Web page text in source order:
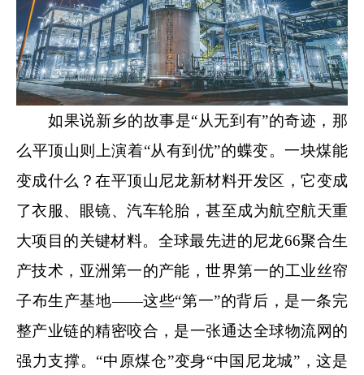
如果说新乡的故事是“从无到有”的奇迹，那
么平顶山则上演着“从有到优”的蝶变。一块煤能
变成什么？在平顶山尼龙新材料开发区，它变成
了衣服、眼镜、汽车轮胎，甚至成为航空航天重
大项目的关键材料。全球最先进的尼龙66聚合生
产技术，亚洲第一的产能，世界第一的工业丝帘
子布生产基地——这些“第一”的背后，是一条完
整产业链的精密咬合，是一张通达全球物流网的
强力支撑。“中原煤仓”变身“中国尼龙城”，这是